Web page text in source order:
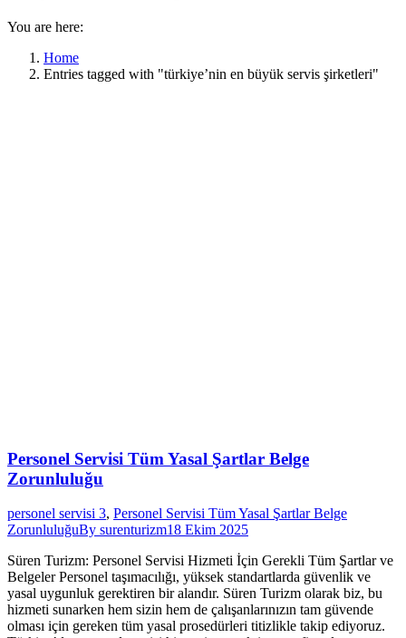
You are here:
Home
Entries tagged with "türkiye’nin en büyük servis şirketleri"
Personel Servisi Tüm Yasal Şartlar Belge
Zorunluluğu
personel servisi 3, Personel Servisi Tüm Yasal Şartlar Belge
ZorunluluğuBy surenturizm18 Ekim 2025
Süren Turizm: Personel Servisi Hizmeti İçin Gerekli Tüm Şartlar ve
Belgeler Personel taşımacılığı, yüksek standartlarda güvenlik ve
yasal uygunluk gerektiren bir alandır. Süren Turizm olarak biz, bu
hizmeti sunarken hem sizin hem de çalışanlarınızın tam güvende
olması için gereken tüm yasal prosedürleri titizlikle takip ediyoruz.